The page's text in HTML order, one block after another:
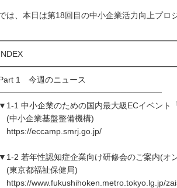
は、本日は第18回目の中小企業活力向上プロ
1 今週のニュース
▼1-1 中小企業のための国内最大級ECイベント
(中小企業基盤整備機構)
https://eccamp.smrj.go.jp/
▼1-2 若年性認知症企業向け研修会のご案内(オ
(東京都福祉保健局)
https://www.fukushihoken.metro.tokyo.lg.jp/